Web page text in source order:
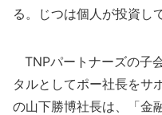
る。じつは個人が投資し
TNPパートナーズの子
タルとしてポー社長をサ
の山下勝博社長は、「金